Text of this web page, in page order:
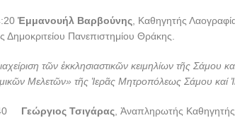
Ἐμμανουήλ Βαρβούνης, Καθηγητής
Δημοκριτείου Πανεπιστημίου Θράκης.
τῶν ἐκκλησιαστικῶν κειμηλίων τῆς Σάμου
Μελετῶν» τῆς Ἱερᾶς Μητροπόλεως Σάμου καί
Γεώργιος Τσιγάρας, Ἀναπληρωτής Καθηγητής